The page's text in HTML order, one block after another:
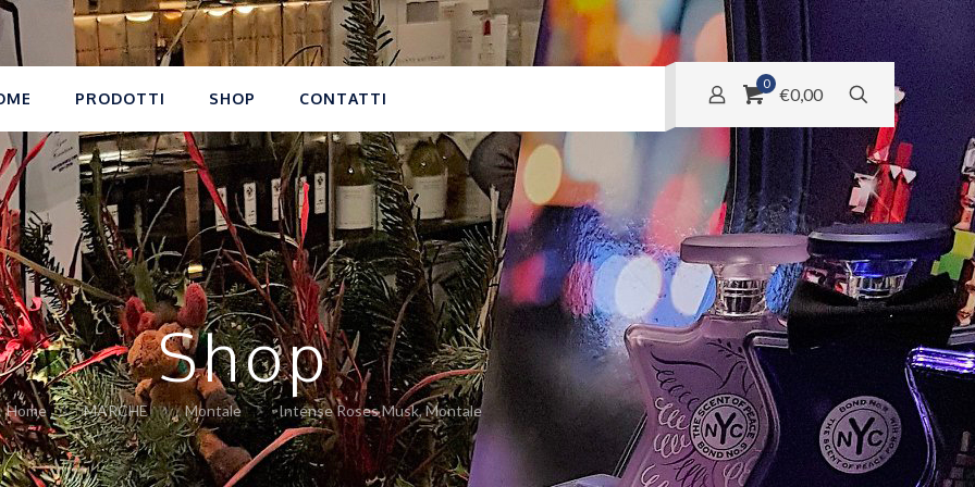
PRODOTTI SHOP CONTATTI
0
€0,00
Shop
Home MARCHE Montale Intense Roses Musk, Montale